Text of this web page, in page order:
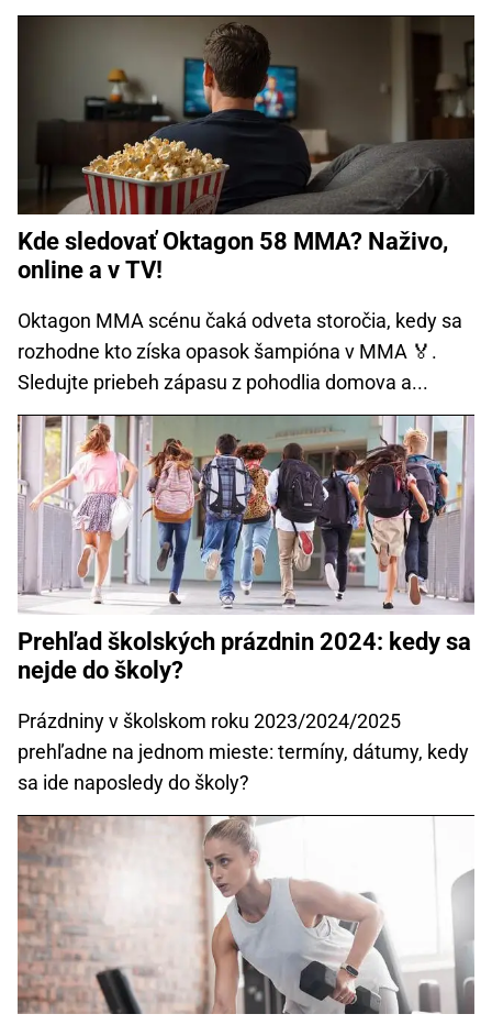
Kde sledovať Oktagon 58 MMA? Naživo,
online a v TV!
Oktagon MMA scénu čaká odveta storočia, kedy sa
rozhodne kto získa opasok šampióna v MMA 🏅.
Sledujte priebeh zápasu z pohodlia domova a...
Prehľad školských prázdnin 2024: kedy sa
nejde do školy?
Prázdniny v školskom roku 2023/2024/2025
prehľadne na jednom mieste: termíny, dátumy, kedy
sa ide naposledy do školy?